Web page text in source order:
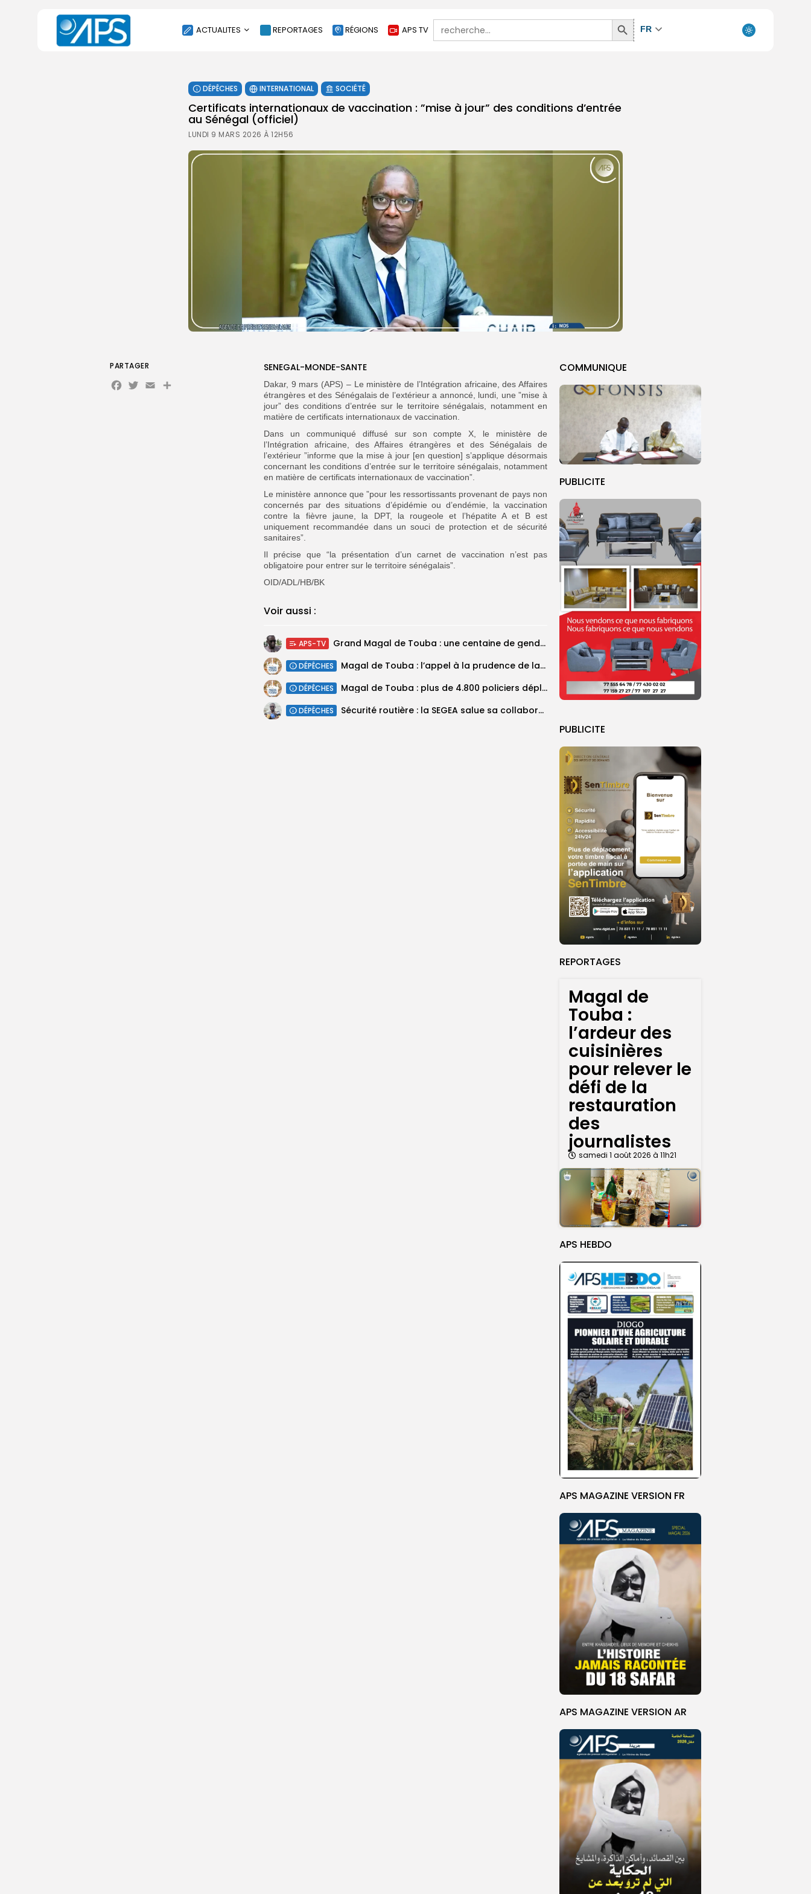
ACTUALITES
SOCIÉTÉ
ÉCONOMIE
CULTURE
ENVIRONNEMENT
REPORTAGES RÉGIONS APS TV
Search
for:
Search
Button
FR
DÉPÊCHES INTERNATIONAL SOCIÉTÉ
Certificats internationaux de vaccination : ”mise à jour” des conditions d’entrée
au Sénégal (officiel)
LUNDI 9 MARS 2026 À 12H56
COMMUNIQUE
PUBLICITE
PUBLICITE
REPORTAGES
Magal de
Touba :
l’ardeur des
cuisinières
pour relever le
défi de la
restauration
des
journalistes
samedi 1 août 2026 à 11h21
APS HEBDO
APS MAGAZINE VERSION FR
APS MAGAZINE VERSION AR
SENEGAL-MONDE-SANTE
Dakar, 9 mars (APS) – Le ministère de l’Intégration africaine, des Affaires
étrangères et des Sénégalais de l’extérieur a annoncé, lundi, une ”mise à
jour” des conditions d’entrée sur le territoire sénégalais, notamment en
matière de certificats internationaux de vaccination.
Dans un communiqué diffusé sur son compte X, le ministère de
l’Intégration africaine, des Affaires étrangères et des Sénégalais de
l’extérieur ”informe que la mise à jour [en question] s’applique désormais
concernant les conditions d’entrée sur le territoire sénégalais, notamment
en matière de certificats internationaux de vaccination”.
Le ministère annonce que ”pour les ressortissants provenant de pays non
concernés par des situations d’épidémie ou d’endémie, la vaccination
contre la fièvre jaune, la DPT, la rougeole et l’hépatite A et B est
uniquement recommandée dans un souci de protection et de sécurité
sanitaires”.
Il précise que “la présentation d’un carnet de vaccination n’est pas
obligatoire pour entrer sur le territoire sénégalais”.
OID/ADL/HB/BK
Voir aussi :
APS-TV Grand Magal de Touba : une centaine de gendarmes mobilisés sur les...
DÉPÊCHES Magal de Touba : l’appel à la prudence de la Police sur...
DÉPÊCHES Magal de Touba : plus de 4.800 policiers déployés pour sécuriser les...
DÉPÊCHES Sécurité routière : la SEGEA salue sa collaboration avec la gendarmerie, sur...
PARTAGER
Facebook
Twitter
EmailPartager